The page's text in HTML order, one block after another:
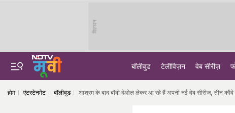
विज्ञापन
बॉलीवुड टेलीविज़न वेब सीरीज़
होम एंटरटेनमेंट बॉलीवुड आश्रम के बाद बॉबी देओल लेकर आ रहे हैं अपनी नई वेब सीरीज, तीन